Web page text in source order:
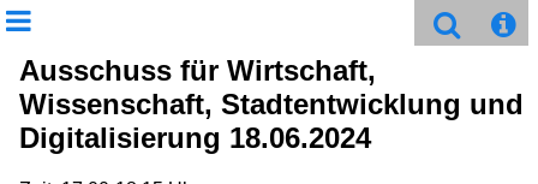
Ausschuss für Wirtschaft,
Wissenschaft, Stadtentwicklung und
Digitalisierung 18.06.2024